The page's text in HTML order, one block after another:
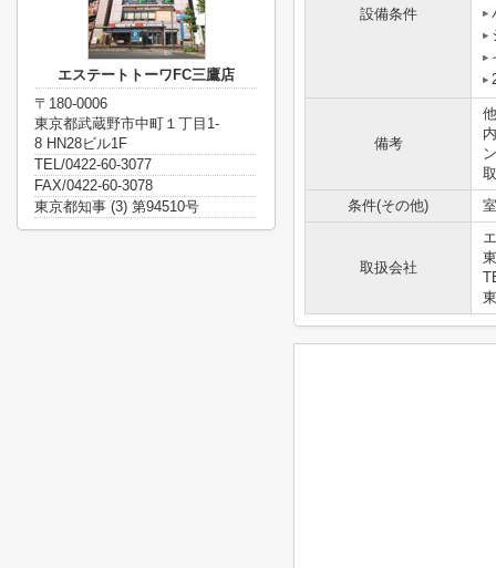
設備条件
備考
条件(その他)
取扱会社
エステートトーワFC三鷹店
〒180-0006
東京都武蔵野市中町１丁目1-
8 HN28ビル1F
TEL/0422-60-3077
FAX/0422-60-3078
東京都知事 (3) 第94510号